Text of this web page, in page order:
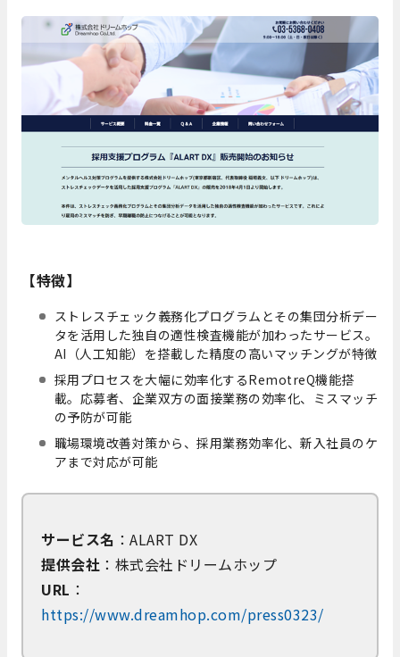
【特徴】
ストレスチェック義務化プログラムとその集団分析デー
タを活用した独自の適性検査機能が加わったサービス。
AI（人工知能）を搭載した精度の高いマッチングが特徴
採用プロセスを大幅に効率化するRemotreQ機能搭
載。応募者、企業双方の面接業務の効率化、ミスマッチ
の予防が可能
職場環境改善対策から、採用業務効率化、新入社員のケ
アまで対応が可能
サービス名 ：ALART DX
提供会社 ：株式会社ドリームホップ
URL ：
https://www.dreamhop.com/press0323/